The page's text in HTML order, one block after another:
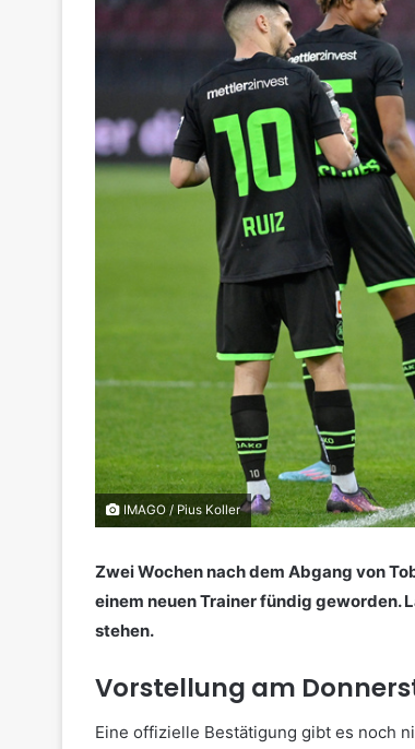
IMAGO / Pius Koller
Zwei Wochen nach dem Abgang von
einem neuen Trainer fündig geworden.
stehen.
Vorstellung am
Eine offizielle Bestätigung gibt es noch